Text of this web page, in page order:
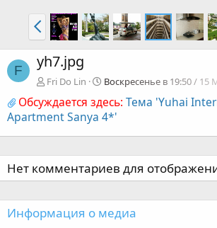
F
yh7.jpg
Fri Do Lin Воскресенье в 19:50 / 15
Обсуждается здесь: Тема 'Yuhai
Apartment Sanya 4*'
Нет комментариев для
Информация о медиа